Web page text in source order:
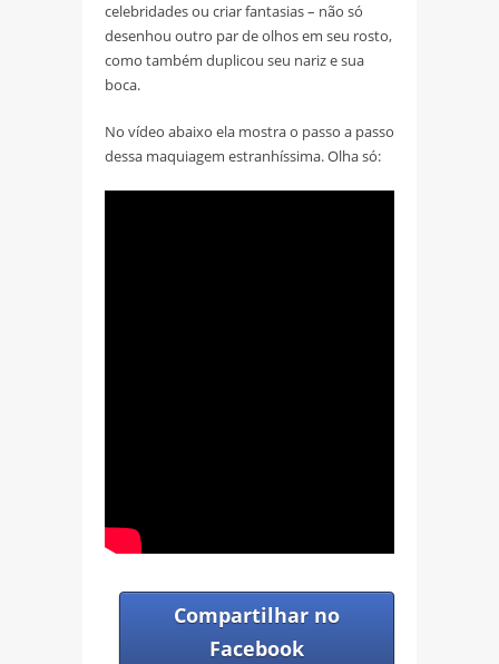
celebridades ou criar fantasias – não só
desenhou outro par de olhos em seu rosto,
como também duplicou seu nariz e sua
boca.
No vídeo abaixo ela mostra o passo a passo
dessa maquiagem estranhíssima. Olha só:
Compartilhar no
Facebook